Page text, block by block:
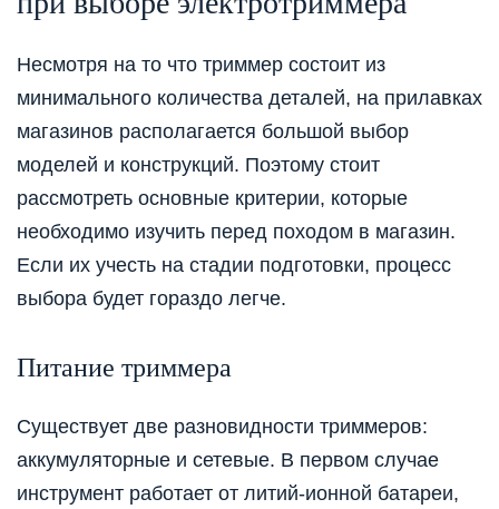
Несмотря на то что триммер состоит из
минимального количества деталей, на прилавках
магазинов располагается большой выбор
моделей и конструкций. Поэтому стоит
рассмотреть основные критерии, которые
необходимо изучить перед походом в магазин.
Если их учесть на стадии подготовки, процесс
выбора будет гораздо легче.
Питание триммера
Существует две разновидности триммеров:
аккумуляторные и сетевые. В первом случае
инструмент работает от литий-ионной батареи,